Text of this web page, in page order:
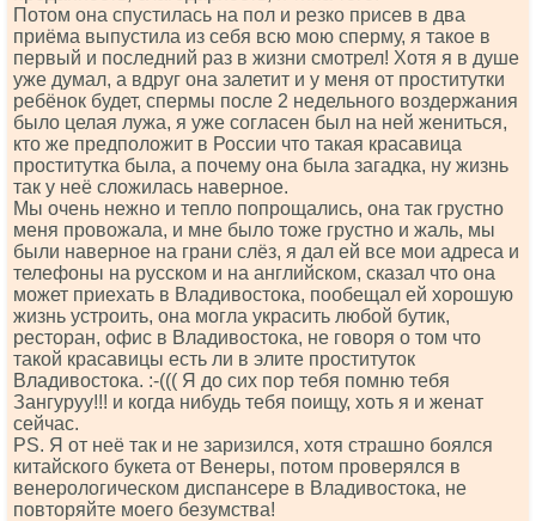
Потом она спустилась на пол и резко присев в два
приёма выпустила из себя всю мою сперму, я такое в
первый и последний раз в жизни смотрел! Хотя я в душе
уже думал, а вдруг она залетит и у меня от проститутки
ребёнок будет, спермы после 2 недельного воздержания
было целая лужа, я уже согласен был на ней жениться,
кто же предположит в России что такая красавица
проститутка была, а почему она была загадка, ну жизнь
так у неё сложилась наверное.
Мы очень нежно и тепло попрощались, она так грустно
меня провожала, и мне было тоже грустно и жаль, мы
были наверное на грани слёз, я дал ей все мои адреса и
телефоны на русском и на английском, сказал что она
может приехать в Владивостока, пообещал ей хорошую
жизнь устроить, она могла украсить любой бутик,
ресторан, офис в Владивостока, не говоря о том что
такой красавицы есть ли в элите проституток
Владивостока. :-((( Я до сих пор тебя помню тебя
Зангуруу!!! и когда нибудь тебя поищу, хоть я и женат
сейчас.
РS. Я от неё так и не заризился, хотя страшно боялся
китайского букета от Венеры, потом проверялся в
венерологическом диспансере в Владивостока, не
повторяйте моего безумства!